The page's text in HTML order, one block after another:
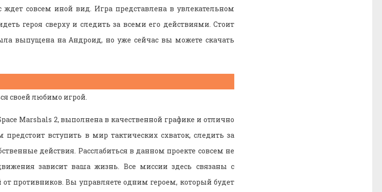
ждет совсем иной вид. Игра представлена в увлекательном
героя сверху и следить за всеми его действиями. Стоит
выпущена на Андроид, но уже сейчас вы можете скачать
своей любимо игрой.
Marshals 2, выполнена в качественной графике и отлично
предстоит вступить в мир тактических схваток, следить за
действия. Расслабиться в данном проекте совсем не
зависит ваша жизнь. Все миссии здесь связаны с
противников. Вы управляете одним героем, который будет